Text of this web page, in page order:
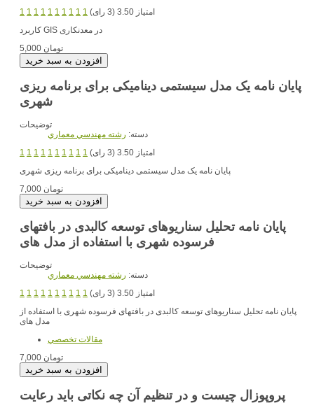
1 1 1 1 1 1 1 1 1 1
امتیاز 3.50 (3 رای)
کاربرد GIS در معدنکاری
5,000 تومان
پایان نامه یک مدل سیستمی دینامیکی برای برنامه ریزی
شهری
توضیحات
دسته: رشته مهندسي معماري
1 1 1 1 1 1 1 1 1 1
امتیاز 3.50 (3 رای)
پایان نامه یک مدل سیستمی دینامیکی برای برنامه ریزی شهری
7,000 تومان
پایان نامه تحلیل سناریوهای توسعه کالبدی در بافتهای
فرسوده شهری با استفاده از مدل های
توضیحات
دسته: رشته مهندسي معماري
1 1 1 1 1 1 1 1 1 1
امتیاز 3.50 (3 رای)
پایان نامه تحلیل سناریوهای توسعه کالبدی در بافتهای فرسوده شهری با استفاده از
مدل های
مقالات تخصصي
7,000 تومان
پروپوزال چیست و در تنظیم آن چه نکاتی باید رعایت